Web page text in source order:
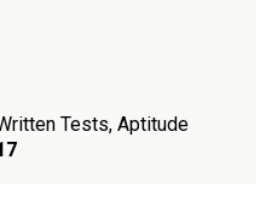
Tests, Aptitude